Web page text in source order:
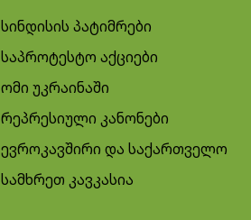
სინდისის პატიმრები
საპროტესტო აქციები
ომი უკრაინაში
რეპრესიული კანონები
ევროკავშირი და საქართველო
სამხრეთ კავკასია